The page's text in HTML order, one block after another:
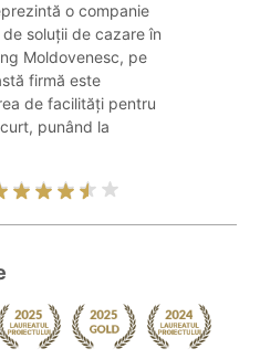
o companie
soluții de cazare în
Moldovenesc, pe
firmă este
de facilități pentru
punând la